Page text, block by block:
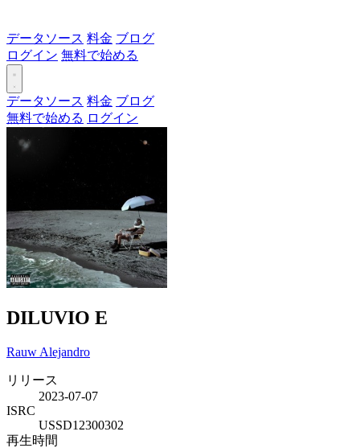
データソース 料金 ブログ
ログイン 無料で始める
データソース 料金 ブログ
無料で始める ログイン
DILUVIO E
Rauw Alejandro
リリース
2023-07-07
ISRC
USSD12300302
再生時間